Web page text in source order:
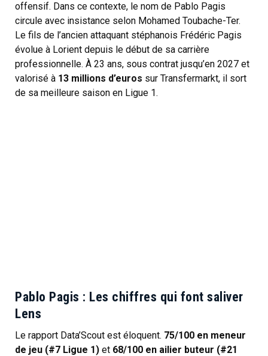
offensif. Dans ce contexte, le nom de Pablo Pagis
circule avec insistance selon Mohamed Toubache-Ter.
Le fils de l’ancien attaquant stéphanois Frédéric Pagis
évolue à Lorient depuis le début de sa carrière
professionnelle. À 23 ans, sous contrat jusqu’en 2027 et
valorisé à 13 millions d’euros sur Transfermarkt, il sort
de sa meilleure saison en Ligue 1.
Pablo Pagis : Les chiffres qui font saliver
Lens
Le rapport Data’Scout est éloquent. 75/100 en meneur
de jeu (#7 Ligue 1) et 68/100 en ailier buteur (#21